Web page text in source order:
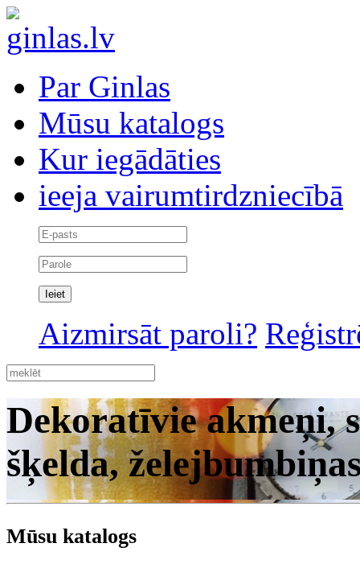
Par Ginlas
Mūsu katalogs
Kur iegādāties
ieeja vairumtirdzniecībā
Aizmirsāt paroli?
Dekoratīvie akmeņi,
šķelda,
Mūsu katalogs